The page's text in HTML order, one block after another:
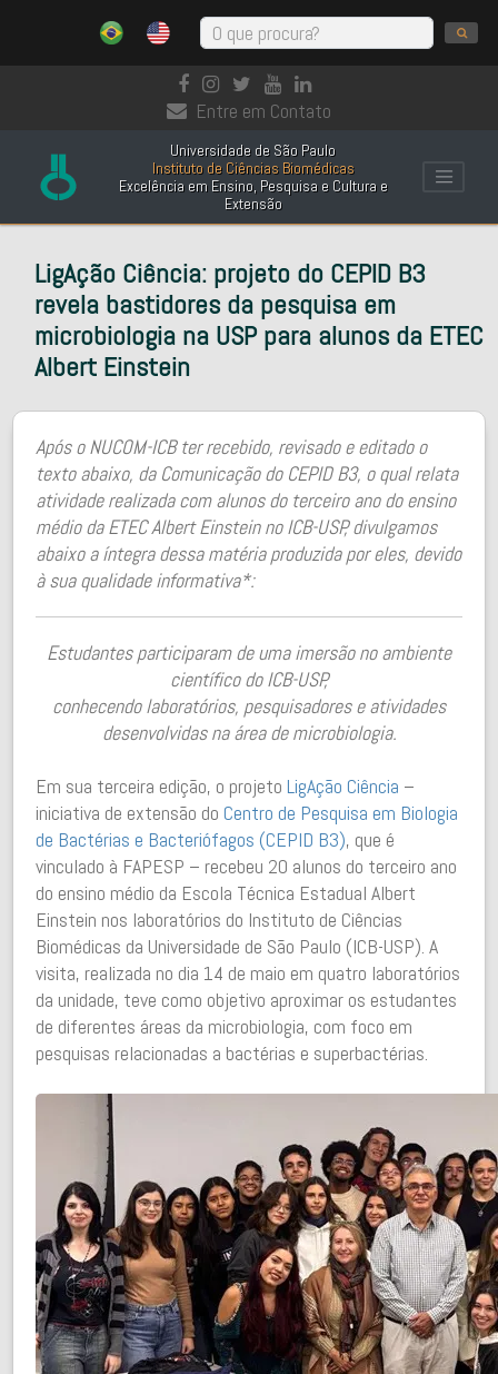
Entre em Contato
Universidade de São Paulo
Instituto de Ciências Biomédicas
Excelência em Ensino, Pesquisa e Cultura e
Extensão
LigAção Ciência: projeto do CEPID B3
revela bastidores da pesquisa em
microbiologia na USP para alunos da ETEC
Albert Einstein
Após o NUCOM-ICB ter recebido, revisado e editado o
texto abaixo, da Comunicação do CEPID B3, o qual relata
atividade realizada com alunos do terceiro ano do ensino
médio da ETEC Albert Einstein no ICB-USP, divulgamos
abaixo a íntegra dessa matéria produzida por eles, devido
à sua qualidade informativa*:
Estudantes participaram de uma imersão no ambiente
científico do ICB-USP,
conhecendo laboratórios, pesquisadores e atividades
desenvolvidas na área de microbiologia.
Em sua terceira edição, o projeto LigAção Ciência –
iniciativa de extensão do Centro de Pesquisa em Biologia
de Bactérias e Bacteriófagos (CEPID B3), que é
vinculado à FAPESP – recebeu 20 alunos do terceiro ano
do ensino médio da Escola Técnica Estadual Albert
Einstein nos laboratórios do Instituto de Ciências
Biomédicas da Universidade de São Paulo (ICB-USP). A
visita, realizada no dia 14 de maio em quatro laboratórios
da unidade, teve como objetivo aproximar os estudantes
de diferentes áreas da microbiologia, com foco em
pesquisas relacionadas a bactérias e superbactérias.